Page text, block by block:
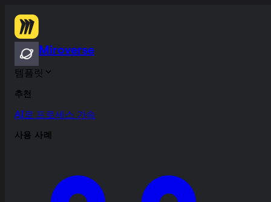
Miroverse
템플릿
추천
AI로 프로세스 가속
사용 사례